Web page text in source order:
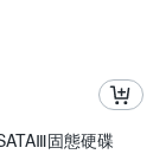
固態硬碟